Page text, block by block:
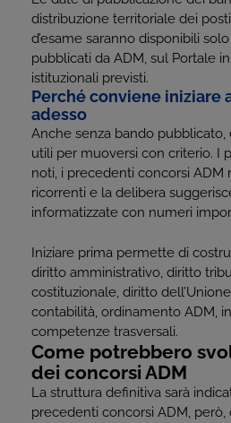
distribuzione territoriale dei
d’esame saranno disponibili
pubblicati da ADM, sul Portale
istituzionali previsti.
Perché conviene iniziare
adesso
Anche senza bando
utili per muoversi con criterio. I
noti, i precedenti concorsi ADM
ricorrenti e la delibera
informatizzate con numeri
Iniziare prima permette di
diritto amministrativo, diritto
costituzionale, diritto
contabilità, ordinamento ADM,
competenze trasversali.
Come potrebbero
dei concorsi ADM
La struttura definitiva sarà
precedenti concorsi ADM,